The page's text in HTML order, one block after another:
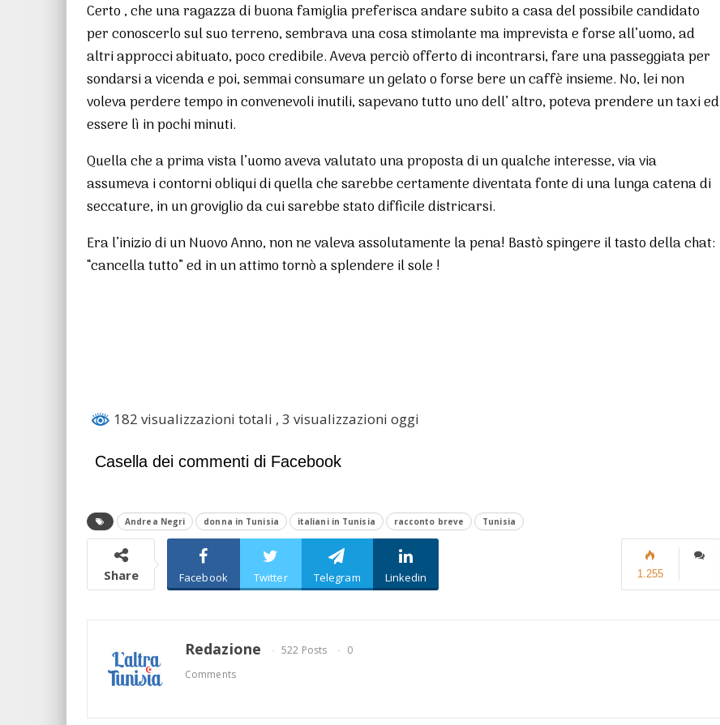
Certo , che una ragazza di buona famiglia preferisca andare subito a casa del possibile candidato
per conoscerlo sul suo terreno, sembrava una cosa stimolante ma imprevista e forse all’uomo, ad
altri approcci abituato, poco credibile. Aveva perciò offerto di incontrarsi, fare una passeggiata per
sondarsi a vicenda e poi, semmai consumare un gelato o forse bere un caffè insieme. No, lei non
voleva perdere tempo in convenevoli inutili, sapevano tutto uno dell’ altro, poteva prendere un taxi ed
essere lì in pochi minuti.
Quella che a prima vista l’uomo aveva valutato una proposta di un qualche interesse, via via
assumeva i contorni obliqui di quella che sarebbe certamente diventata fonte di una lunga catena di
seccature, in un groviglio da cui sarebbe stato difficile districarsi.
Era l’inizio di un Nuovo Anno, non ne valeva assolutamente la pena! Bastò spingere il tasto della chat:
“cancella tutto” ed in un attimo tornò a splendere il sole !
182 visualizzazioni totali , 3 visualizzazioni oggi
Casella dei commenti di Facebook
Andrea Negri donna in Tunisia italiani in Tunisia racconto breve Tunisia
1.255
Share Facebook Twitter Telegram Linkedin
Redazione 522 Posts
0
Comments